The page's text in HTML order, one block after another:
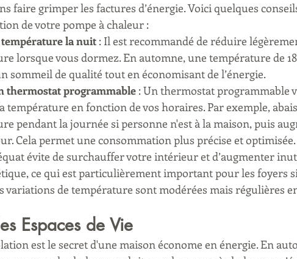
faire grimper les factures d’énergie. Voici quelques
de votre pompe à chaleur :
température la nuit : Il est recommandé de réduire
lorsque vous dormez. En automne, une température de
sommeil de qualité tout en économisant de l’énergie.
thermostat programmable : Un thermostat programmable
température en fonction de vos horaires. Par exemple,
pendant la journée si personne n'est à la maison, puis
Cela permet une consommation plus précise et optimisée.
évite de surchauffer votre intérieur et d’augmenter
ce qui est particulièrement important pour les foyers
variations de température sont modérées mais régulières
Espaces de Vie
est le secret d'une maison économe en énergie. En